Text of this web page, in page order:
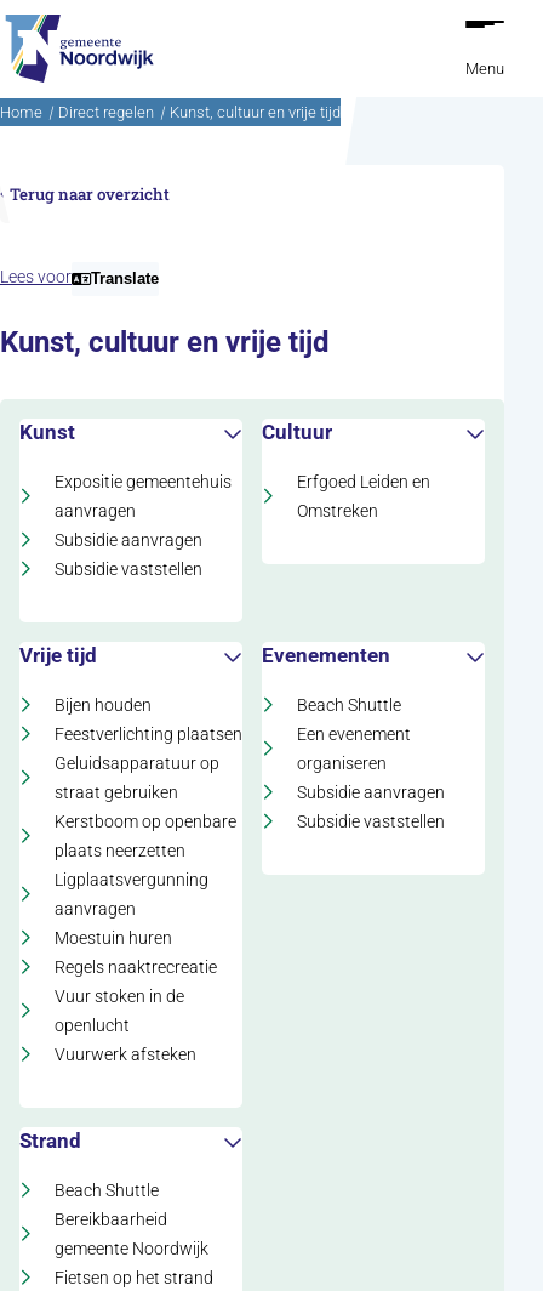
Ga naar de inhoud
Menu
Home Direct regelen Kunst, cultuur en vrije tijd
Terug naar overzicht
Lees voor Translate
Kunst, cultuur en vrije tijd
Kunst
Expositie gemeentehuis
aanvragen
Subsidie aanvragen
Subsidie vaststellen
Cultuur
Erfgoed Leiden en
Omstreken
Vrije tijd
Bijen houden
Feestverlichting plaatsen
Geluidsapparatuur op
straat gebruiken
Kerstboom op openbare
plaats neerzetten
Ligplaatsvergunning
aanvragen
Moestuin huren
Regels naaktrecreatie
Vuur stoken in de
openlucht
Vuurwerk afsteken
Evenementen
Beach Shuttle
Een evenement
organiseren
Subsidie aanvragen
Subsidie vaststellen
Strand
Beach Shuttle
Bereikbaarheid
gemeente Noordwijk
Fietsen op het strand